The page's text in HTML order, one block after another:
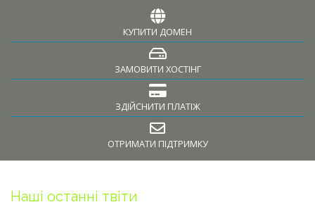
КУПИТИ ДОМЕН
ЗАМОВИТИ ХОСТІНГ
ЗДІЙСНИТИ ПЛАТІЖ
ОТРИМАТИ ПІДТРИМКУ
Наші останні твіти